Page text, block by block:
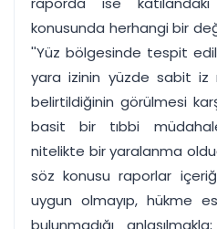
konusunda herhangi bir
''Yüz bölgesinde tespit
yara izinin yüzde sabit iz
belirtildiğinin görülmesi
basit bir tıbbi
nitelikte bir yaralanma
söz konusu raporlar
uygun olmayıp, hükme
bulunmadığı